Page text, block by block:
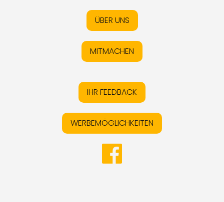
ÜBER UNS
MITMACHEN
IHR FEEDBACK
WERBEMÖGLICHKEITEN